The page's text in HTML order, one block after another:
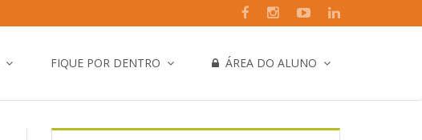
FIQUE POR DENTRO ÁREA DO ALUNO